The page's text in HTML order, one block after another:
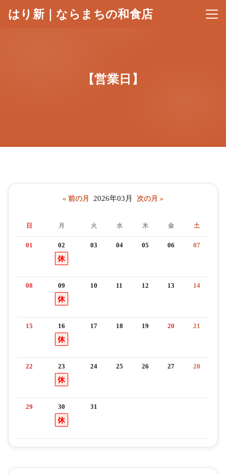
はり新｜ならまちの和食店 メニ
【営業日】
« 前の月 2026年03月 次の月 »
日 月 火 水 木 金 土
01 02 03 04 05 06 07
08 09 10 11 12 13 14
15 16 17 18 19 20 21
22 23 24 25 26 27 28
29 30 31